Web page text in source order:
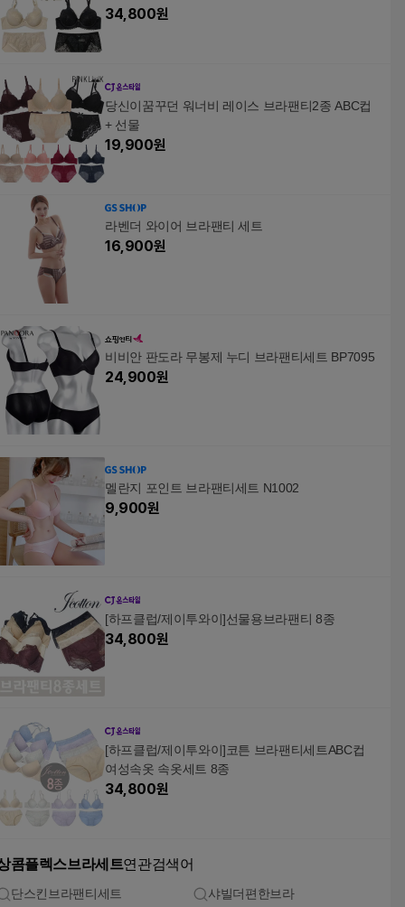
34,800원
당신이꿈꾸던 워너비 레이스 브라팬티2종 ABC컵
+ 선물
19,900원
라벤더 와이어 브라팬티 세트
16,900원
비비안 판도라 무봉제 누디 브라팬티세트 BP7095
24,900원
멜란지 포인트 브라팬티세트 N1002
9,900원
[하프클럽/제이투와이]선물용브라팬티 8종
34,800원
[하프클럽/제이투와이]코튼 브라팬티세트ABC컵
여성속옷 속옷세트 8종
34,800원
콤플렉스브라세트연관검색어
단스킨브라팬티세트 샤빌더편한브라